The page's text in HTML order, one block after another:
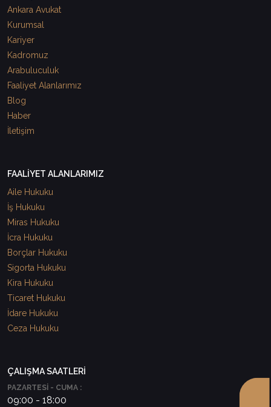
Ankara Avukat
Kurumsal
Kariyer
Kadromuz
Arabuluculuk
Faaliyet Alanlarımız
Blog
Haber
İletişim
FAALİYET ALANLARIMIZ
Aile Hukuku
İş Hukuku
Miras Hukuku
İcra Hukuku
Borçlar Hukuku
Sigorta Hukuku
Kira Hukuku
Ticaret Hukuku
İdare Hukuku
Ceza Hukuku
ÇALIŞMA SAATLERİ
PAZARTESİ - CUMA :
09:00 - 18:00